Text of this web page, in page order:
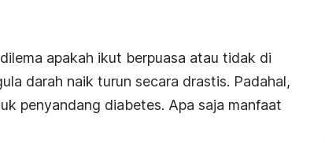
apakah ikut berpuasa atau tidak di
darah naik turun secara drastis. Padahal,
penyandang diabetes. Apa saja manfaat